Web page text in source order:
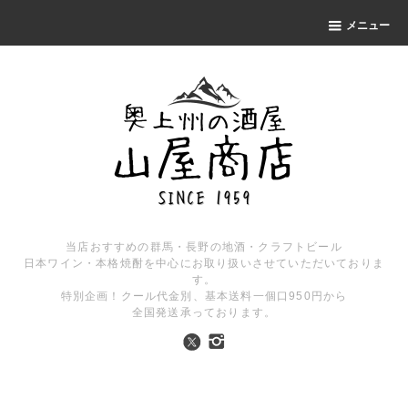
メニュー
当店おすすめの群馬・長野の地酒・クラフトビール
日本ワイン・本格焼酎を中心にお取り扱いさせていただいておりま
す。
特別企画！クール代金別、基本送料一個口950円から
全国発送承っております。